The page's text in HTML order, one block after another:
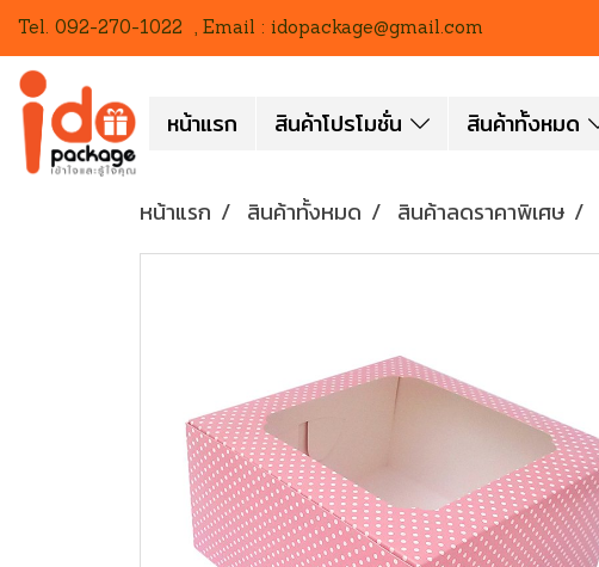
Tel. 092-270-1022 , Email : idopackage@gmail.com
หน้าแรก สินค้าโปรโมชั่น สินค้าทั้งหมด
หน้าแรก สินค้าทั้งหมด สินค้าลดราคาพิเศษ